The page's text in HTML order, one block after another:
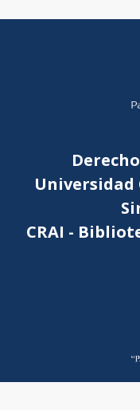
Universidad
CRAI -